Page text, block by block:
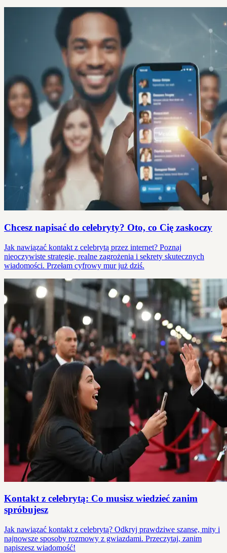
Chcesz napisać do celebryty? Oto, co Cię zaskoczy
Jak nawiązać kontakt z celebrytą przez internet? Poznaj
nieoczywiste strategie, realne zagrożenia i sekrety skutecznych
wiadomości. Przełam cyfrowy mur już dziś.
Kontakt z celebrytą: Co musisz wiedzieć zanim
spróbujesz
Jak nawiązać kontakt z celebrytą? Odkryj prawdziwe szanse, mity i
najnowsze sposoby rozmowy z gwiazdami. Przeczytaj, zanim
napiszesz wiadomość!